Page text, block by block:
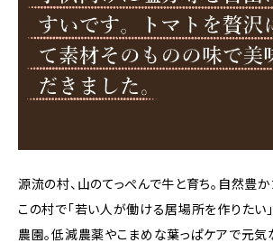
源流の村、山のてっぺんで牛と育ち。自然豊
この村で「若い人が働ける居場所を作りたい
農園。低減農薬やこまめな葉っぱケアで元気